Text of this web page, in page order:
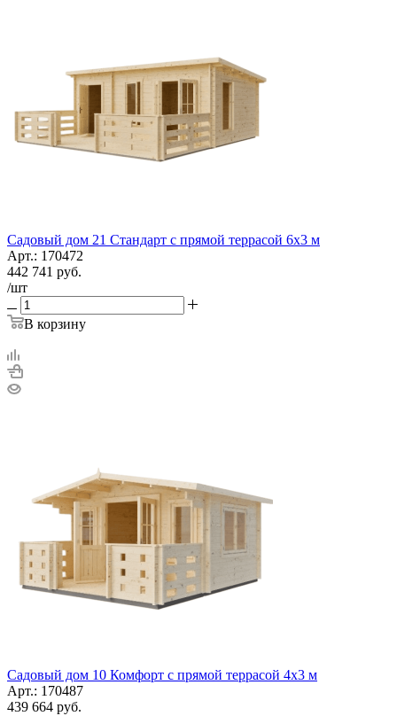
Садовый дом 21 Стандарт с прямой террасой 6х3 м
Арт.: 170472
442 741 руб.
/шт
В корзину
Садовый дом 10 Комфорт с прямой террасой 4х3 м
Арт.: 170487
439 664 руб.